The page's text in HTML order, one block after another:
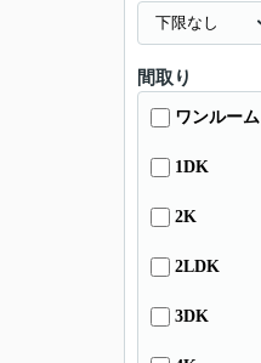
間取り
ワンルーム
1DK
2K
2LDK
3DK